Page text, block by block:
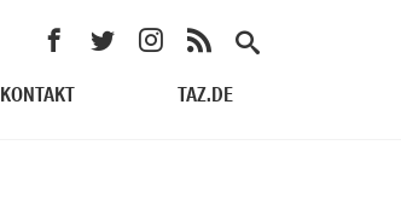
KONTAKT TAZ.DE